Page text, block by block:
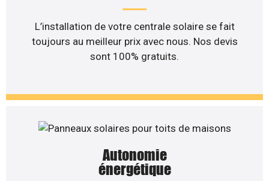
L’installation de votre centrale solaire se fait
toujours au meilleur prix avec nous. Nos devis
sont 100% gratuits.
Autonomie
énergétique